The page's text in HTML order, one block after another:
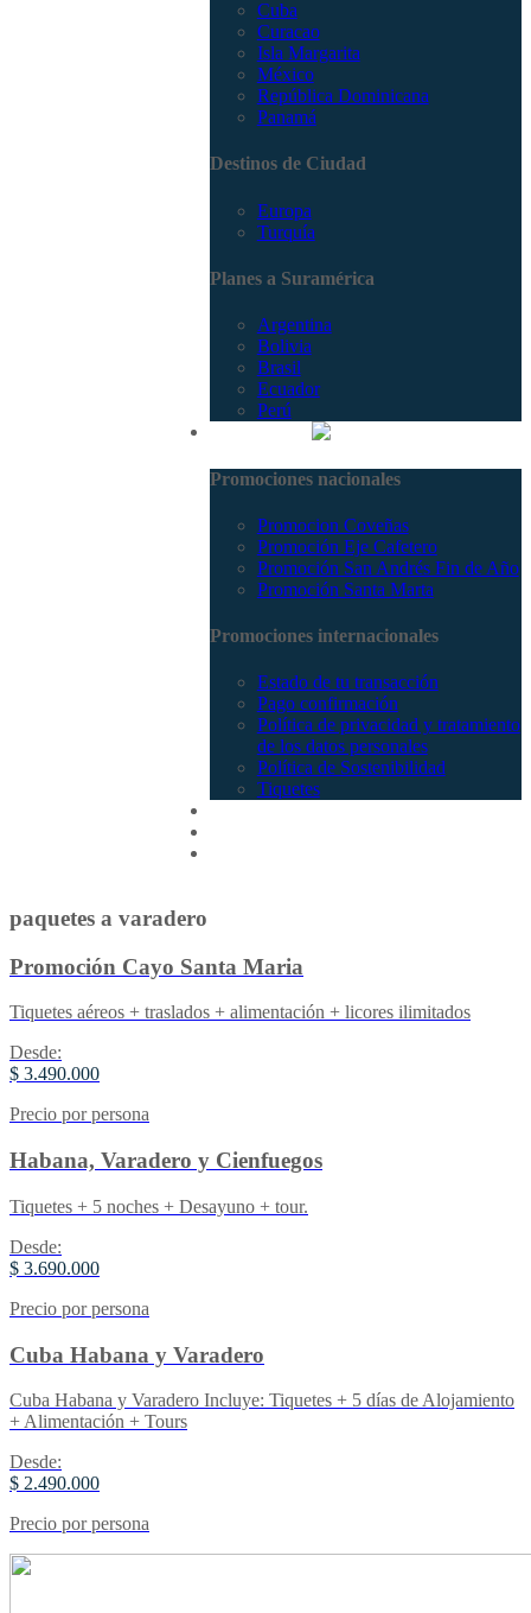
Cuba
Curacao
Isla Margarita
México
República Dominicana
Panamá
Destinos de Ciudad
Europa
Turquía
Planes a Suramérica
Argentina
Bolivia
Brasil
Ecuador
Perú
Promociones nacionales
Promocion Coveñas
Promoción Eje Cafetero
Promoción San Andrés Fin de Año
Promoción Santa Marta
Promociones internacionales
Estado de tu transacción
Pago confirmación
Política de privacidad y tratamiento
de los datos personales
Política de Sostenibilidad
Tiquetes
paquetes a varadero
Promoción Cayo Santa Maria
Tiquetes aéreos + traslados + alimentación + licores ilimitados
Desde:
$ 3.490.000
Precio por persona
Habana, Varadero y Cienfuegos
Tiquetes + 5 noches + Desayuno + tour.
Desde:
$ 3.690.000
Precio por persona
Cuba Habana y Varadero
Cuba Habana y Varadero Incluye: Tiquetes + 5 días de Alojamiento
+ Alimentación + Tours
Desde:
$ 2.490.000
Precio por persona